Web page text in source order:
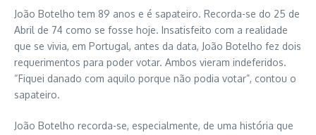
João Botelho tem 89 anos e é sapateiro. Recorda-se do 25 de
Abril de 74 como se fosse hoje. Insatisfeito com a realidade
que se vivia, em Portugal, antes da data, João Botelho fez dois
requerimentos para poder votar. Ambos vieram indeferidos.
“Fiquei danado com aquilo porque não podia votar”, contou o
sapateiro.
João Botelho recorda-se, especialmente, de uma história que